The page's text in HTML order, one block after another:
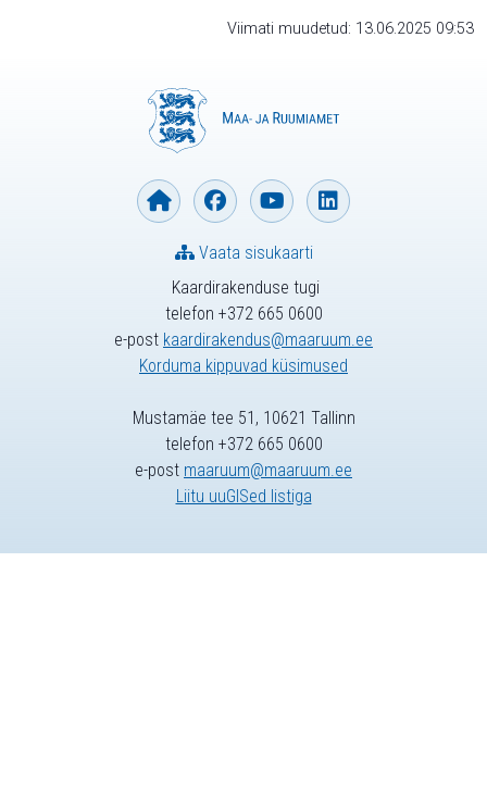
Viimati muudetud: 13.06.2025 09:53
Kaardirakenduse tugi
telefon +372 665 0600
e-post kaardirakendus@maaruum.ee
Korduma kippuvad küsimused
Vaata sisukaarti
Mustamäe tee 51, 10621 Tallinn
telefon +372 665 0600
e-post maaruum@maaruum.ee
Liitu uuGISed listiga